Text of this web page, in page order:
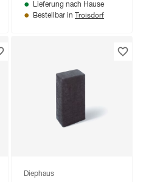
Lieferung nach Hause
Bestellbar in Troisdorf
Diephaus